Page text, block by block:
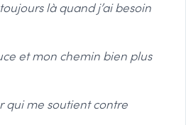
là quand j’ai besoin
et mon chemin bien plus
qui me soutient contre